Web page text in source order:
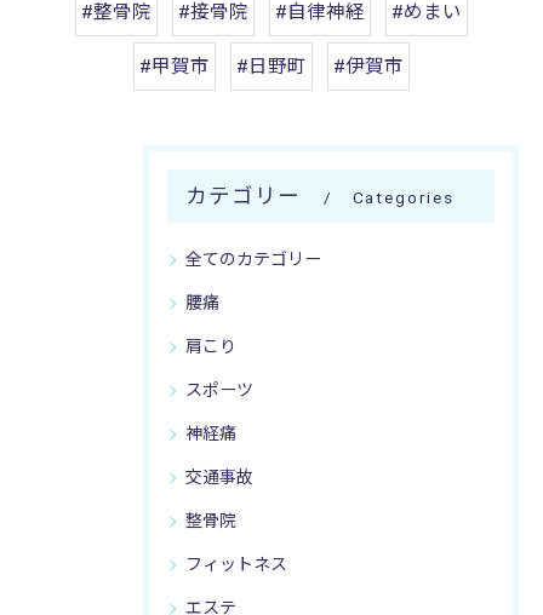
#整骨院 #接骨院 #自律神経 #めまい
#甲賀市 #日野町 #伊賀市
カテゴリー Categories
全てのカテゴリー
腰痛
肩こり
スポーツ
神経痛
交通事故
整骨院
フィットネス
エステ